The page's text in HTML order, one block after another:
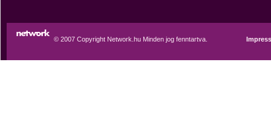
© 2007 Copyright Network.hu Minden jog fenntartva.